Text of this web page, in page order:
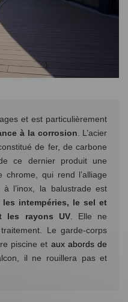
et est particulièrement
à la corrosion . L’acier
de fer, de carbone
ce dernier produit une
chrome, qui rend l’alliage
l’inox, la balustrade est
intempéries, le sel et
les rayons UV. Elle ne
Le garde-corps
piscine et aux abords de
il ne rouillera pas et